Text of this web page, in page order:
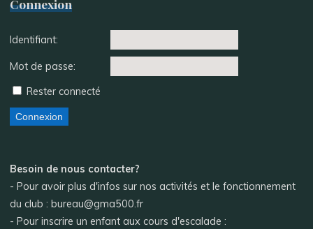
Connexion
Identifiant:
Mot de passe:
Rester connecté
Connexion
Besoin de nous contacter?
- Pour avoir plus d'infos sur nos activités et le fonctionnement
du club : bureau@gma500.fr
- Pour inscrire un enfant aux cours d'escalade :